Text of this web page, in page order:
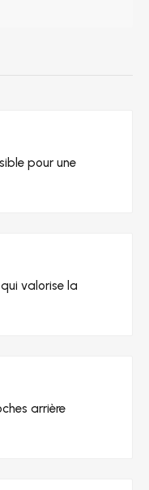
pour une
valorise la
arrière